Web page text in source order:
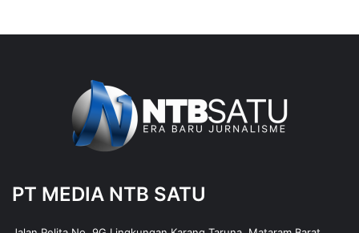
PT MEDIA NTB SATU